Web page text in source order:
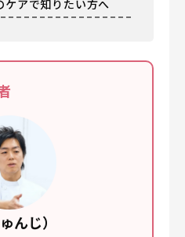
ケアで知りたい方へ
んじ）